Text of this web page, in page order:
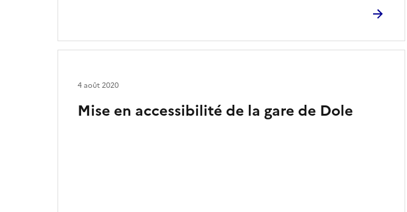
Mise en accessibilité de la gare de Dole
4 août 2020